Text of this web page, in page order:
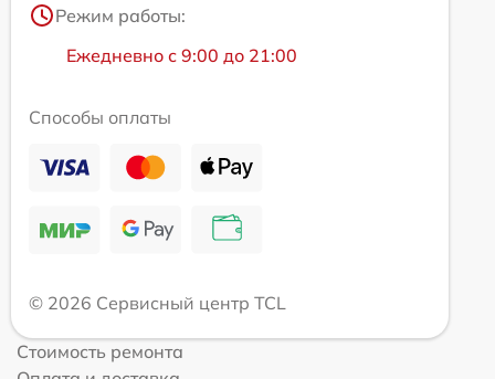
Режим работы:
Ежедневно с 9:00 до 21:00
Способы оплаты
© 2026 Сервисный центр TCL
Стоимость ремонта